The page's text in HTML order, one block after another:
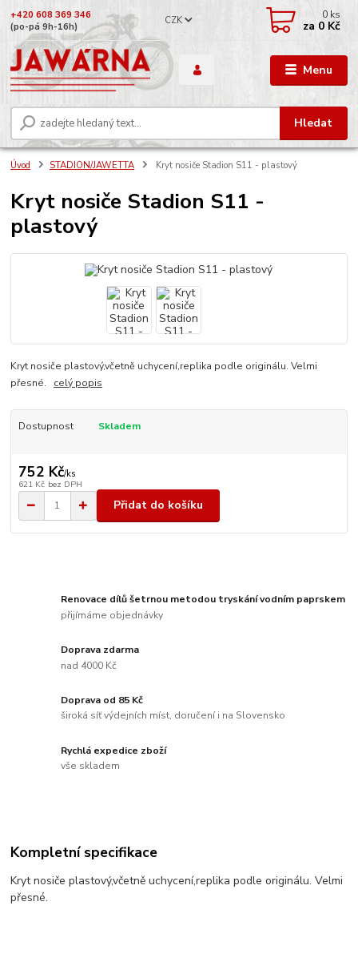
Menu
CZK
Hledat
+420 608 369 346
(po-pá 9h-16h)
0 ks
za 0 Kč
Úvod STADION/JAWETTA Kryt nosiče Stadion S11 - plastový
Kryt nosiče Stadion S11 -
plastový
Kryt nosiče plastový,včetně uchycení,replika podle originálu. Velmi
přesné. celý popis
Dostupnost Skladem
752 Kč/ks
621 Kč bez DPH
Přidat do košíku
Renovace dílů šetrnou metodou tryskání vodním paprskem
přijímáme objednávky
Doprava zdarma
nad 4000 Kč
Doprava od 85 Kč
široká síť výdejních míst, doručení i na Slovensko
Rychlá expedice zboží
vše skladem
Kompletní specifikace
Kryt nosiče plastový,včetně uchycení,replika podle originálu. Velmi
přesné.